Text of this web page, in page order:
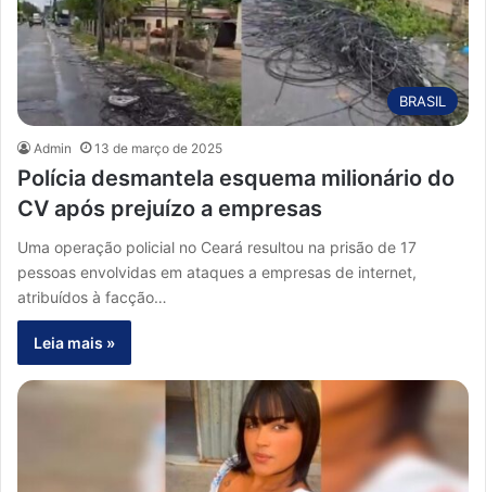
BRASIL
Admin 13 de março de 2025
Polícia desmantela esquema milionário do
CV após prejuízo a empresas
Uma operação policial no Ceará resultou na prisão de 17
pessoas envolvidas em ataques a empresas de internet,
atribuídos à facção…
Leia mais »